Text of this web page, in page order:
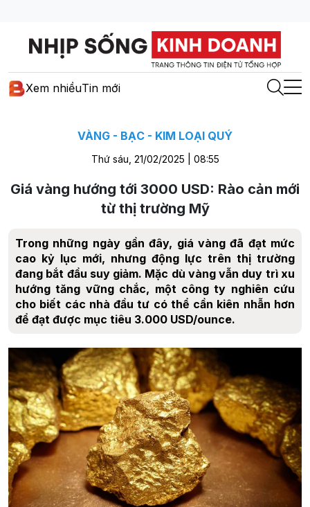
Xem nhiềuTin mới
VÀNG - BẠC - KIM LOẠI QUÝ
Thứ sáu, 21/02/2025 | 08:55
Giá vàng hướng tới 3000 USD: Rào cản mới
từ thị trường Mỹ
Trong những ngày gần đây, giá vàng đã đạt mức
cao kỷ lục mới, nhưng động lực trên thị trường
đang bắt đầu suy giảm. Mặc dù vàng vẫn duy trì xu
hướng tăng vững chắc, một công ty nghiên cứu
cho biết các nhà đầu tư có thể cần kiên nhẫn hơn
để đạt được mục tiêu 3.000 USD/ounce.